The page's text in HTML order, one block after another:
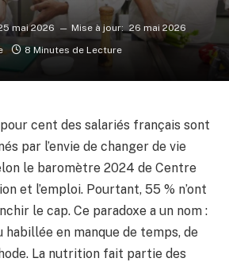
mai 2026 Mise à jour: 26 mai 2026
8 Minutes de Lecture
cent des salariés français sont
par l’envie de changer de vie
le baromètre 2024 de Centre
et l’emploi. Pourtant, 55 % n’ont
le cap. Ce paradoxe a un nom :
habillée en manque de temps, de
La nutrition fait partie des